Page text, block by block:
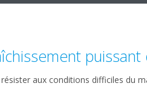
puissant
aux conditions difficiles du